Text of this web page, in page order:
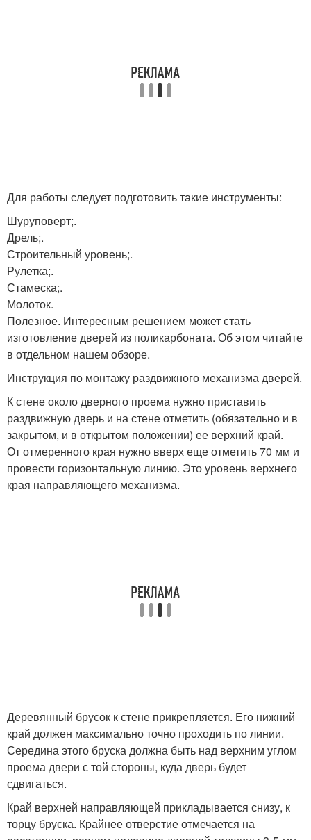
Для работы следует подготовить такие инструменты:
Шуруповерт;.
Дрель;.
Строительный уровень;.
Рулетка;.
Стамеска;.
Молоток.
Полезное. Интересным решением может стать
изготовление дверей из поликарбоната. Об этом читайте
в отдельном нашем обзоре.
Инструкция по монтажу раздвижного механизма дверей.
К стене около дверного проема нужно приставить
раздвижную дверь и на стене отметить (обязательно и в
закрытом, и в открытом положении) ее верхний край.
От отмеренного края нужно вверх еще отметить 70 мм и
провести горизонтальную линию. Это уровень верхнего
края направляющего механизма.
Деревянный брусок к стене прикрепляется. Его нижний
край должен максимально точно проходить по линии.
Середина этого бруска должна быть над верхним углом
проема двери с той стороны, куда дверь будет
сдвигаться.
Край верхней направляющей прикладывается снизу, к
торцу бруска. Крайнее отверстие отмечается на